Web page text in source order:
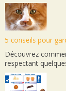
5 conseils pour
Découvrez
respectant